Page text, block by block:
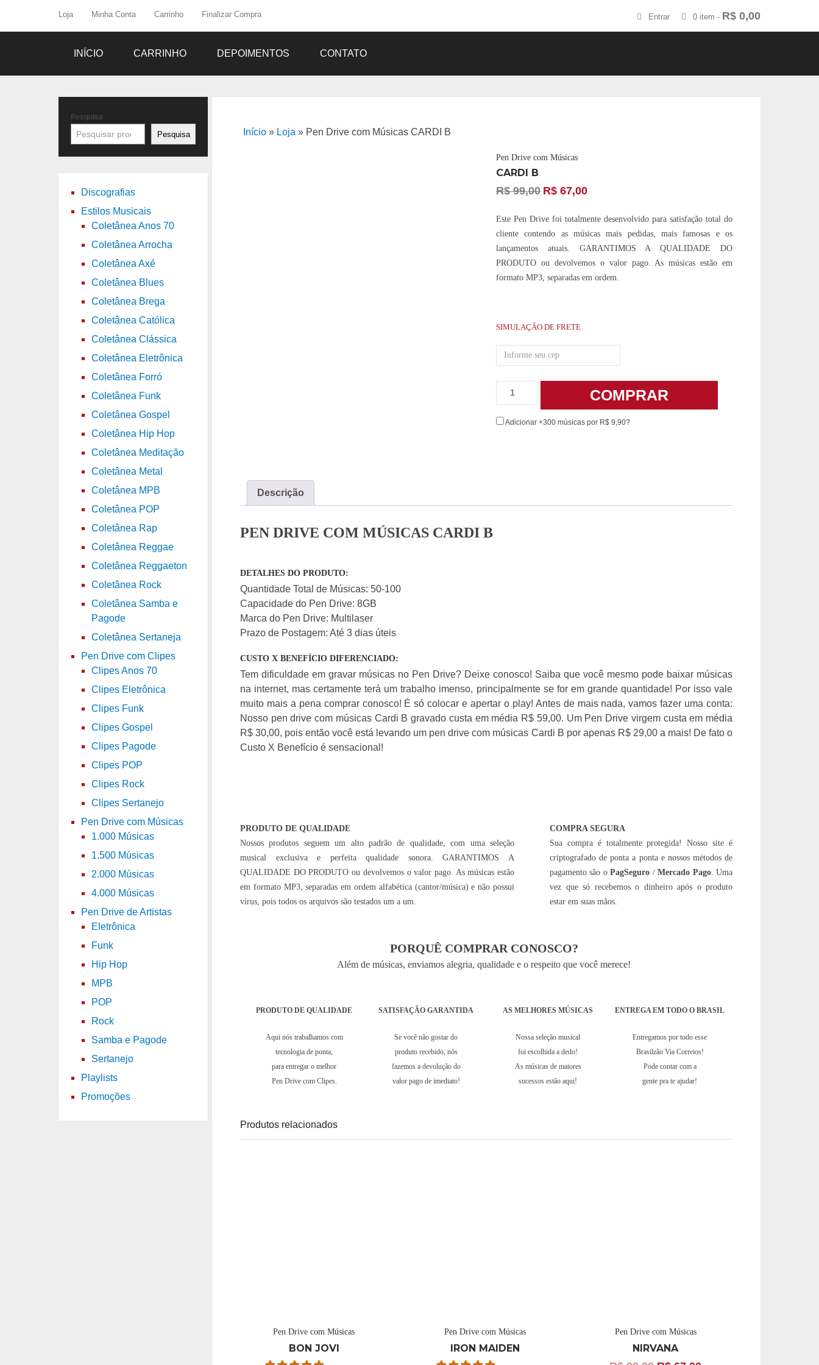
Loja Minha Conta Carrinho Finalizar Compra Entrar 0 item - R$ 0,00
INÍCIO CARRINHO DEPOIMENTOS CONTATO
Início » Loja » Pen Drive com Músicas CARDI B
Pen Drive com Músicas
CARDI B
R$99,00 R$ 67,00
Este Pen Drive foi totalmente desenvolvido para satisfação total do
cliente contendo as músicas mais pedidas, mais famosas e os
lançamentos atuais. GARANTIMOS A QUALIDADE DO
PRODUTO ou devolvemos o valor pago. As músicas estão em
formato MP3, separadas em ordem.
SIMULAÇÃO DE FRETE
COMPRAR
Adicionar +300 músicas por R$ 9,90?
Descrição
PEN DRIVE COM MÚSICAS CARDI B
DETALHES DO PRODUTO:
Quantidade Total de Músicas: 50-100
Capacidade do Pen Drive: 8GB
Marca do Pen Drive: Multilaser
Prazo de Postagem: Até 3 dias úteis
CUSTO X BENEFÍCIO DIFERENCIADO:
Tem dificuldade em gravar músicas no Pen Drive? Deixe conosco! Saiba que você mesmo pode baixar músicas
na internet, mas certamente terá um trabalho imenso, principalmente se for em grande quantidade! Por isso vale
muito mais a pena comprar conosco! É só colocar e apertar o play! Antes de mais nada, vamos fazer uma conta:
Nosso pen drive com músicas Cardi B gravado custa em média R$ 59,00. Um Pen Drive virgem custa em média
R$ 30,00, pois então você está levando um pen drive com músicas Cardi B por apenas R$ 29,00 a mais! De fato o
Custo X Benefício é sensacional!
PRODUTO DE QUALIDADE
Nossos produtos seguem um alto padrão de qualidade, com uma seleção
musical exclusiva e perfeita qualidade sonora. GARANTIMOS A
QUALIDADE DO PRODUTO ou devolvemos o valor pago. As músicas estão
em formato MP3, separadas em ordem alfabética (cantor/música) e não possui
vírus, pois todos os arquivos são testados um a um.
COMPRA SEGURA
Sua compra é totalmente protegida! Nosso site é
criptografado de ponta a ponta e nossos métodos de
pagamento são oPagSeguro /Mercado Pago. Uma
vez que só recebemos o dinheiro após o produto
estar em suas mãos.
PORQUÊ COMPRAR CONOSCO?
Além de músicas, enviamos alegria, qualidade e o respeito que você merece!
PRODUTO DE QUALIDADE
Aqui nós trabalhamos com
tecnologia de ponta,
para entregar o melhor
Pen Drive com Clipes.
SATISFAÇÃO GARANTIDA
Se você não gostar do
produto recebido, nós
fazemos a devolução do
valor pago de imediato!
AS MELHORES MÚSICAS
Nossa seleção musical
foi escolhida a dedo!
As músicas de maiores
sucessos estão aqui!
ENTREGA EM TODO O BRASIL
Entregamos por todo esse
Brasilzão Via Correios!
Pode contar com a
gente pra te ajudar!
Produtos relacionados
Pen Drive com Músicas
BON JOVI
Pen Drive com Músicas
IRON MAIDEN
Pen Drive com Músicas
NIRVANA
Pesquisa
Pesquisa
Discografias
Estilos Musicais
Coletânea Anos 70
Coletânea Arrocha
Coletânea Axé
Coletânea Blues
Coletânea Brega
Coletânea Católica
Coletânea Clássica
Coletânea Eletrônica
Coletânea Forró
Coletânea Funk
Coletânea Gospel
Coletânea Hip Hop
Coletânea Meditação
Coletânea Metal
Coletânea MPB
Coletânea POP
Coletânea Rap
Coletânea Reggae
Coletânea Reggaeton
Coletânea Rock
Coletânea Samba e
Pagode
Coletânea Sertaneja
Pen Drive com Clipes
Clipes Anos 70
Clipes Eletrônica
Clipes Funk
Clipes Gospel
Clipes Pagode
Clipes POP
Clipes Rock
Clipes Sertanejo
Pen Drive com Músicas
1.000 Músicas
1.500 Músicas
2.000 Músicas
4.000 Músicas
Pen Drive de Artistas
Eletrônica
Funk
Hip Hop
MPB
POP
Rock
Samba e Pagode
Sertanejo
Playlists
Promoções